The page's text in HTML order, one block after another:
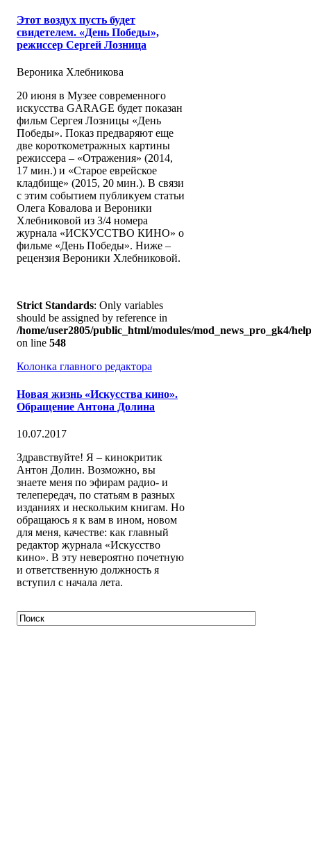
Этот воздух пусть будет
свидетелем. «День Победы»,
режиссер Сергей Лозница
Вероника Хлебникова
20 июня в Музее современного
искусства GARAGE будет показан
фильм Сергея Лозницы «День
Победы». Показ предваряют еще
две короткометражных картины
режиссера – «Отражения» (2014,
17 мин.) и «Старое еврейское
кладбище» (2015, 20 мин.). В связи
с этим событием публикуем статьи
Олега Ковалова и Вероники
Хлебниковой из 3/4 номера
журнала «ИСКУССТВО КИНО» о
фильме «День Победы». Ниже –
рецензия Вероники Хлебниковой.
Strict Standards: Only variables
should be assigned by reference in
/home/user2805/public_html/modules/mod_news_pro_gk4/
on line 548
Колонка главного редактора
Новая жизнь «Искусства кино».
Обращение Антона Долина
10.07.2017
Здравствуйте! Я – кинокритик
Антон Долин. Возможно, вы
знаете меня по эфирам радио- и
телепередач, по статьям в разных
изданиях и нескольким книгам. Но
обращаюсь я к вам в ином, новом
для меня, качестве: как главный
редактор журнала «Искусство
кино». В эту невероятно почетную
и ответственную должность я
вступил с начала лета.